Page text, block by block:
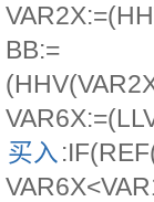
BB:=
买入